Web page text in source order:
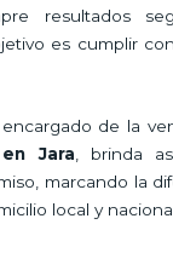
resultados
es cumplir
de la
Jara, brinda
marcando la
local y